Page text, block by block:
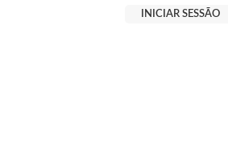
INICIAR SESSÃO